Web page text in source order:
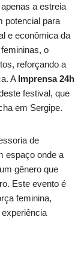
a estreia
potencial para
e econômica da
o
reforçando a
A Imprensa 24h
festival, que
em Sergipe.
de
espaço onde a
gênero que
Este evento é
feminina,